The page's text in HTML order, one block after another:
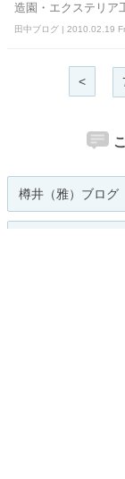
造園・エクステリア
田中ブログ | 2010.02.19
<
樽井（雅）ブログ